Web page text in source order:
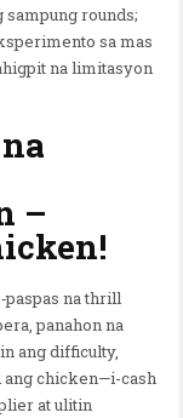
sampung rounds;
sa mas
na limitasyon
–
na thrill
panahon na
ang difficulty,
ang chicken—i-cash
at ulitin